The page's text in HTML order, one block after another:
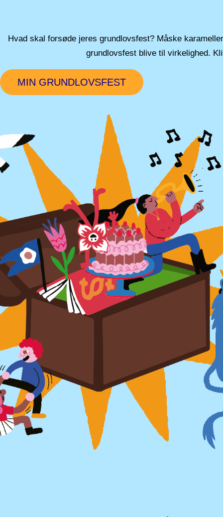
Hvad skal forsøde jeres grundlovsfest? Måske
grundlovsfest blive til virkelighed.
MIN GRUNDLOVSFEST